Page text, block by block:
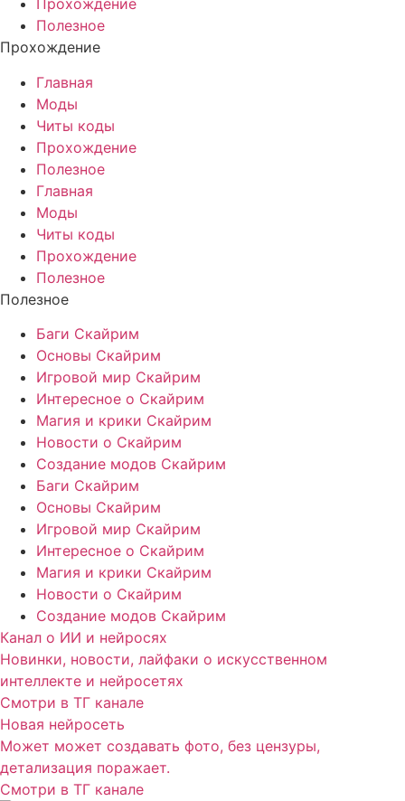
Прохождение
Полезное
Прохождение
Главная
Моды
Читы коды
Прохождение
Полезное
Главная
Моды
Читы коды
Прохождение
Полезное
Полезное
Баги Скайрим
Основы Скайрим
Игровой мир Скайрим
Интересное о Скайрим
Магия и крики Скайрим
Новости о Скайрим
Создание модов Скайрим
Баги Скайрим
Основы Скайрим
Игровой мир Скайрим
Интересное о Скайрим
Магия и крики Скайрим
Новости о Скайрим
Создание модов Скайрим
Канал о ИИ и нейросях
Новинки, новости, лайфаки о искусственном
интеллекте и нейросетях
Смотри в ТГ канале
Новая нейросеть
Может может создавать фото, без цензуры,
детализация поражает.
Смотри в ТГ канале